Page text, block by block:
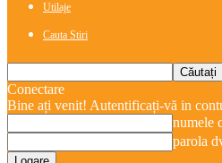
Utilaje
Cauta Stiri
Conectare
Bine ați venit! Autentificați-vă in
numele
parola